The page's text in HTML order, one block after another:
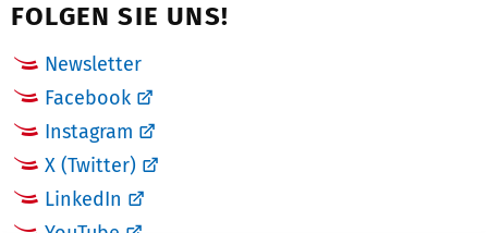
FOLGEN SIE UNS!
Newsletter
Facebook
Instagram
X (Twitter)
LinkedIn